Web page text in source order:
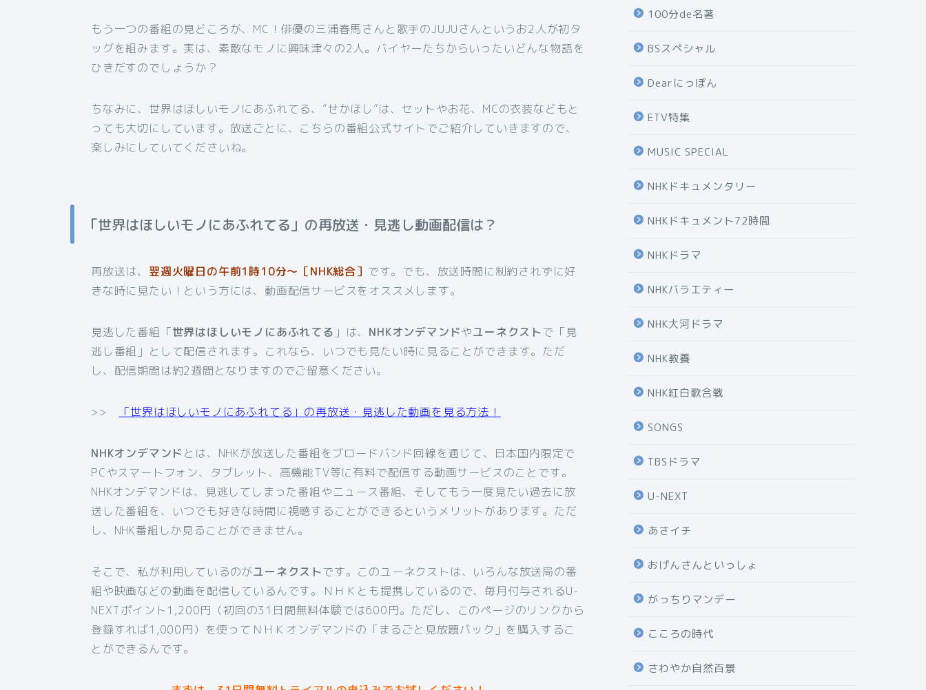
もう一つの番組の見どころが、MC！俳優の三浦春馬さんと歌手のJUJUさんというお2人が初タ
ッグを組みます。実は、素敵なモノに興味津々の2人。バイヤーたちからいったいどんな物語を
ひきだすのでしょうか？
ちなみに、世界はほしいモノにあふれてる、”せかほし”は、セットやお花、MCの衣装などもと
っても大切にしています。放送ごとに、こちらの番組公式サイトでご紹介していきますので、
楽しみにしていてくださいね。
「世界はほしいモノにあふれてる」の再放送・見逃し動画配信は？
再放送は、 翌週火曜日の午前1時10分～［NHK総合］ です。でも、放送時間に制約されずに好
きな時に見たい！という方には、動画配信サービスをオススメします。
見逃した番組「世界はほしいモノにあふれてる 」は、 NHKオンデマンドやユーネクストで「見
逃し番組」として配信されます。これなら、いつでも見たい時に見ることができます。ただ
し、配信期間は約2週間となりますのでご留意ください。
>> 「世界はほしいモノにあふれてる」の再放送・見逃した動画を見る方法！
NHKオンデマンド とは、NHKが放送した番組をブロードバンド回線を通じて、日本国内限定で
PCやスマートフォン、タブレット、高機能TV等に有料で配信する動画サービスのことです。
NHKオンデマンドは、見逃してしまった番組やニュース番組、そしてもう一度見たい過去に放
送した番組を、いつでも好きな時間に視聴することができるというメリットがあります。ただ
し、NHK番組しか見ることができません。
そこで、私が利用しているのがユーネクストです。このユーネクストは、いろんな放送局の番
組や映画などの動画を配信しているんです。ＮＨＫとも提携しているので、毎月付与されるU-
NEXTポイント1,200円（初回の31日間無料体験では600円。ただし、このページのリンクから
登録すれば1,000円）を使ってＮＨＫオンデマンドの「まるごと見放題パック」を購入するこ
とができるんです。
100分de名著
BSスペシャル
Dearにっぽん
ETV特集
MUSIC SPECIAL
NHKドキュメンタリー
NHKドキュメント72時間
NHKドラマ
NHKバラエティー
NHK大河ドラマ
NHK教養
NHK紅白歌合戦
SONGS
TBSドラマ
U-NEXT
あさイチ
おげんさんといっしょ
がっちりマンデー
こころの時代
さわやか自然百景